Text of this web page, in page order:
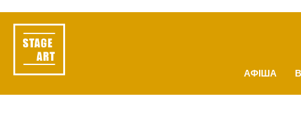
основного
Основна
навіґація
АФІША